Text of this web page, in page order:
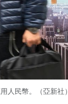
人民幣。（亞新社）